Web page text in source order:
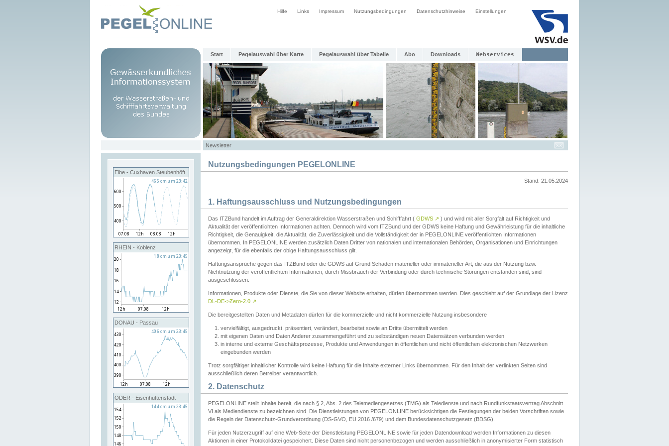
Hilfe Links Impressum Nutzungsbedingungen Datenschutzhinweise Einstellungen
Start Pegelauswahl über Karte Pegelauswahl über Tabelle Abo Downloads Webservices
Newsletter
Elbe - Cuxhaven Steubenhöft
RHEIN - Koblenz
DONAU - Passau
ODER - Eisenhüttenstadt
Nutzungsbedingungen PEGELONLINE
Stand: 21.05.2024
1. Haftungsausschluss und Nutzungsbedingungen
Das ITZBund handelt im Auftrag der Generaldirektion Wasserstraßen und Schifffahrt ( GDWS ↗ ) und wird mit aller Sorgfalt auf Richtigkeit und
Aktualität der veröffentlichten Informationen achten. Dennoch wird vom ITZBund und der GDWS keine Haftung und Gewährleistung für die inhaltliche
Richtigkeit, die Genauigkeit, die Aktualität, die Zuverlässigkeit und die Vollständigkeit der in PEGELONLINE veröffentlichten Informationen
übernommen. In PEGELONLINE werden zusätzlich Daten Dritter von nationalen und internationalen Behörden, Organisationen und Einrichtungen
angezeigt, für die ebenfalls der obige Haftungsausschluss gilt.
Haftungsansprüche gegen das ITZBund oder die GDWS auf Grund Schäden materieller oder immaterieller Art, die aus der Nutzung bzw.
Nichtnutzung der veröffentlichten Informationen, durch Missbrauch der Verbindung oder durch technische Störungen entstanden sind, sind
ausgeschlossen.
Informationen, Produkte oder Dienste, die Sie von dieser Website erhalten, dürfen übernommen werden. Dies geschieht auf der Grundlage der Lizenz
DL-DE->Zero-2.0 ↗
Die bereitgestellten Daten und Metadaten dürfen für die kommerzielle und nicht kommerzielle Nutzung insbesondere
vervielfältigt, ausgedruckt, präsentiert, verändert, bearbeitet sowie an Dritte übermittelt werden
mit eigenen Daten und Daten Anderer zusammengeführt und zu selbständigen neuen Datensätzen verbunden werden
in interne und externe Geschäftsprozesse, Produkte und Anwendungen in öffentlichen und nicht öffentlichen elektronischen Netzwerken
eingebunden werden
Trotz sorgfältiger inhaltlicher Kontrolle wird keine Haftung für die Inhalte externer Links übernommen. Für den Inhalt der verlinkten Seiten sind
ausschließlich deren Betreiber verantwortlich.
2. Datenschutz
PEGELONLINE stellt Inhalte bereit, die nach § 2, Abs. 2 des Telemediengesetzes (TMG) als Teledienste und nach Rundfunkstaatsvertrag Abschnitt
VI als Mediendienste zu bezeichnen sind. Die Dienstleistungen von PEGELONLINE berücksichtigen die Festlegungen der beiden Vorschriften sowie
die Regeln der Datenschutz-Grundverordnung (DS-GVO, EU 2016 /679) und dem Bundesdatenschutzgesetz (BDSG).
Für jeden Nutzerzugriff auf eine Web-Seite der Dienstleistung PEGELONLINE sowie für jeden Datendownload werden Informationen zu diesen
Aktionen in einer Protokolldatei gespeichert. Diese Daten sind nicht personenbezogen und werden ausschließlich in anonymisierter Form statistisch